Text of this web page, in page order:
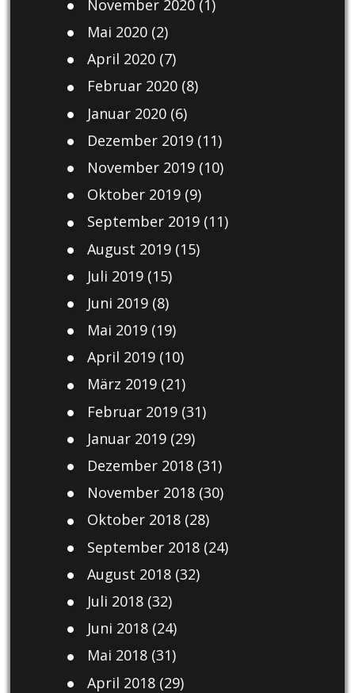
November 2020(1)
Mai 2020(2)
April 2020(7)
Februar 2020(8)
Januar 2020(6)
Dezember 2019(11)
November 2019(10)
Oktober 2019(9)
September 2019(11)
August 2019(15)
Juli 2019(15)
Juni 2019(8)
Mai 2019(19)
April 2019(10)
März 2019(21)
Februar 2019(31)
Januar 2019(29)
Dezember 2018(31)
November 2018(30)
Oktober 2018(28)
September 2018(24)
August 2018(32)
Juli 2018(32)
Juni 2018(24)
Mai 2018(31)
April 2018(29)